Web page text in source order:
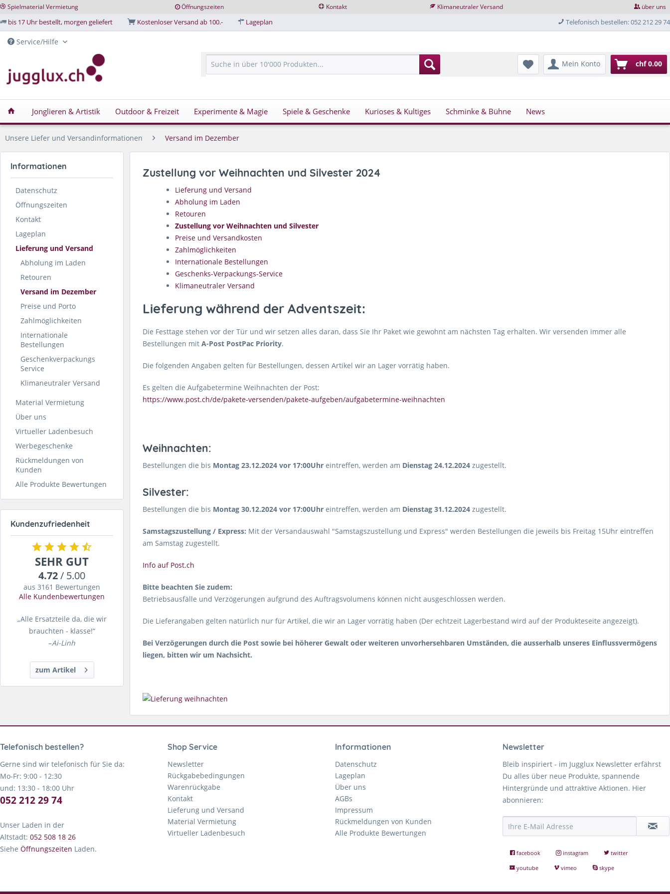
Spielmaterial Vermietung Öffnungszeiten Kontakt Klimaneutraler Versand über uns
bis 17 Uhr bestellt, morgen geliefert Kostenloser Versand ab 100.- Lageplan Telefonisch bestellen: 052 212 29 74
Service/Hilfe
Mein Konto chf 0.00
Jonglieren & Artistik Outdoor & Freizeit Experimente & Magie Spiele & Geschenke Kurioses & Kultiges Schminke & Bühne News
Unsere Liefer und Versandinformationen Versand im Dezember
Informationen
Datenschutz
Öffnungszeiten
Kontakt
Lageplan
Lieferung und Versand
Abholung im Laden
Retouren
Versand im Dezember
Preise und Porto
Zahlmöglichkeiten
Internationale
Bestellungen
Geschenkverpackungs
Service
Klimaneutraler Versand
Material Vermietung
Über uns
Virtueller Ladenbesuch
Werbegeschenke
Rückmeldungen von
Kunden
Alle Produkte Bewertungen
Kundenzufriedenheit
SEHR GUT
4.72/ 5.00
aus 3161 Bewertungen
Alle Kundenbewertungen
„Alle Ersatzteile da, die wir
brauchten - klasse!“
–Ai-Linh
zum Artikel
Zustellung vor Weihnachten und Silvester 2024
Lieferung und Versand
Abholung im Laden
Retouren
Zustellung vor Weihnachten und Silvester
Preise und Versandkosten
Zahlmöglichkeiten
Internationale Bestellungen
Geschenks-Verpackungs-Service
Klimaneutraler Versand
Lieferung während der Adventszeit:
Die Festtage stehen vor der Tür und wir setzen alles daran, dass Sie Ihr Paket wie gewohnt am nächsten Tag erhalten. Wir versenden immer alle
Bestellungen mit A-Post PostPac Priority.
Die folgenden Angaben gelten für Bestellungen, dessen Artikel wir an Lager vorrätig haben.
Es gelten die Aufgabetermine Weihnachten der Post:
https://www.post.ch/de/pakete-versenden/pakete-aufgeben/aufgabetermine-weihnachten
Weihnachten:
Bestellungen die bis Montag 23.12.2024 vor 17:00Uhr eintreffen, werden am Dienstag 24.12.2024 zugestellt.
Silvester:
Bestellungen die bis Montag 30.12.2024 vor 17:00Uhr eintreffen, werden am Dienstag 31.12.2024 zugestellt.
Samstagszustellung / Express: Mit der Versandauswahl "Samstagszustellung und Express" werden Bestellungen die jeweils bis Freitag 15Uhr eintreffen
am Samstag zugestellt.
Info auf Post.ch
Bitte beachten Sie zudem:
Betriebsausfälle und Verzögerungen aufgrund des Auftragsvolumens können nicht ausgeschlossen werden.
Die Lieferangaben gelten natürlich nur für Artikel, die wir an Lager vorrätig haben (Der echtzeit Lagerbestand wird auf der Produkteseite angezeigt).
Bei Verzögerungen durch die Post sowie bei höherer Gewalt oder weiteren unvorhersehbaren Umständen, die ausserhalb unseres Einflussvermögens
liegen, bitten wir um Nachsicht.
Telefonisch bestellen?
Gerne sind wir telefonisch für Sie da:
Mo-Fr: 9:00 - 12:30
und: 13:30 - 18:00 Uhr
052 212 29 74
Unser Laden in der
Altstadt: 052 508 18 26
Siehe Öffnungszeiten Laden.
Shop Service
Newsletter
Rückgabebedingungen
Warenrückgabe
Kontakt
Lieferung und Versand
Material Vermietung
Virtueller Ladenbesuch
Informationen
Datenschutz
Lageplan
Über uns
AGBs
Impressum
Rückmeldungen von Kunden
Alle Produkte Bewertungen
Newsletter
Bleib inspiriert - im Jugglux Newsletter erfährst
Du alles über neue Produkte, spannende
Hintergründe und attraktive Aktionen. Hier
abonnieren:
facebook instagram
twitter
youtube
vimeo skype